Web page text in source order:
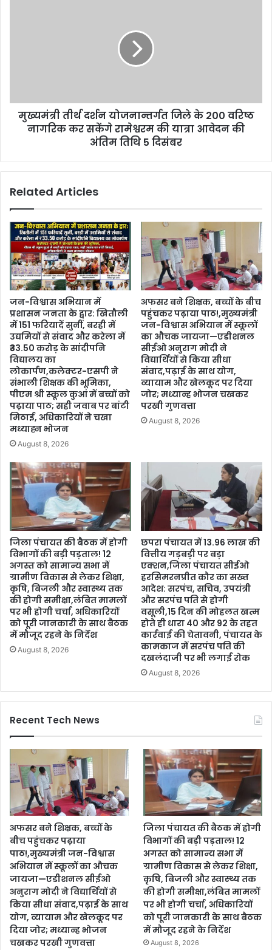
मुख्यमंत्री तीर्थ दर्शन योजनान्तर्गत जिले के 200 वरिष्ठ
नागरिक कर सकेंगे रामेश्वरम की यात्रा आवेदन की
अंतिम तिथि 5 दिसंबर
Related Articles
जन-विश्वास अभियान में
प्रशासन जनता के द्वार: खितौली
में 151 फरियादें सुनीं, बरही में
उद्यमियों से संवाद और करेला में
₹33.50 करोड़ के सांदीपनि
विद्यालय का
लोकार्पण,कलेक्टर-एसपी ने
संभाली शिक्षक की भूमिका,
पीएम श्री स्कूल कुआं में बच्चों को
पढ़ाया पाठ; सही जवाब पर बांटी
मिठाई, अधिकारियों ने चखा
मध्याह्न भोजन
August 8, 2026
अफसर बने शिक्षक, बच्चों के बीच
पहुंचकर पढ़ाया पाठ!,मुख्यमंत्री
जन-विश्वास अभियान में स्कूलों
का औचक जायजा—एडीशनल
सीईओ अनुराग मोदी ने
विद्यार्थियों से किया सीधा
संवाद,पढ़ाई के साथ योग,
व्यायाम और खेलकूद पर दिया
जोर; मध्यान्ह भोजन चखकर
परखी गुणवत्ता
August 8, 2026
जिला पंचायत की बैठक में होगी
विभागों की बड़ी पड़ताल! 12
अगस्त को सामान्य सभा में
ग्रामीण विकास से लेकर शिक्षा,
कृषि, बिजली और स्वास्थ्य तक
की होगी समीक्षा,लंबित मामलों
पर भी होगी चर्चा, अधिकारियों
को पूरी जानकारी के साथ बैठक
में मौजूद रहने के निर्देश
August 8, 2026
छपरा पंचायत में 13.96 लाख की
वित्तीय गड़बड़ी पर बड़ा
एक्शन,जिला पंचायत सीईओ
हरसिमरनप्रीत कौर का सख्त
आदेश: सरपंच, सचिव, उपयंत्री
और सरपंच पति से होगी
वसूली,15 दिन की मोहलत खत्म
होते ही धारा 40 और 92 के तहत
कार्रवाई की चेतावनी, पंचायत के
कामकाज में सरपंच पति की
दखलंदाजी पर भी लगाई रोक
August 8, 2026
Recent Tech News
अफसर बने शिक्षक, बच्चों के
बीच पहुंचकर पढ़ाया
पाठ!,मुख्यमंत्री जन-विश्वास
अभियान में स्कूलों का औचक
जायजा—एडीशनल सीईओ
अनुराग मोदी ने विद्यार्थियों से
किया सीधा संवाद,पढ़ाई के साथ
योग, व्यायाम और खेलकूद पर
दिया जोर; मध्यान्ह भोजन
चखकर परखी गुणवत्ता
जिला पंचायत की बैठक में होगी
विभागों की बड़ी पड़ताल! 12
अगस्त को सामान्य सभा में
ग्रामीण विकास से लेकर शिक्षा,
कृषि, बिजली और स्वास्थ्य तक
की होगी समीक्षा,लंबित मामलों
पर भी होगी चर्चा, अधिकारियों
को पूरी जानकारी के साथ बैठक
में मौजूद रहने के निर्देश
August 8, 2026